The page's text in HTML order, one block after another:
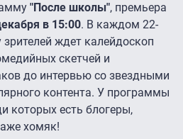
"После школы", премьера
в 15:00. В каждом 22-
ждет калейдоскоп
скетчей и
до интервью со звездными
контента. У программы
которых есть блогеры,
хомяк!